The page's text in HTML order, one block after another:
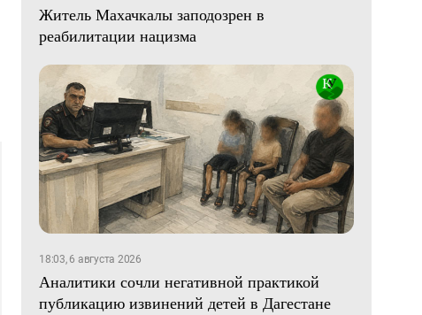
Житель Махачкалы заподозрен в
реабилитации нацизма
18:03, 6 августа 2026
Аналитики сочли негативной практикой
публикацию извинений детей в Дагестане